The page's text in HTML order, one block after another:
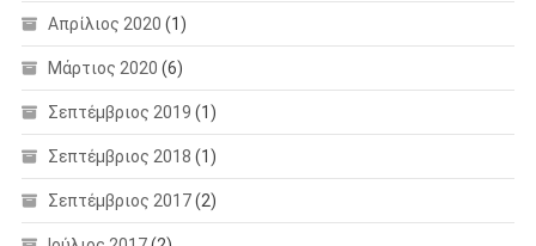
Απρίλιος 2020 (1)
Μάρτιος 2020 (6)
Σεπτέμβριος 2019 (1)
Σεπτέμβριος 2018 (1)
Σεπτέμβριος 2017(2)